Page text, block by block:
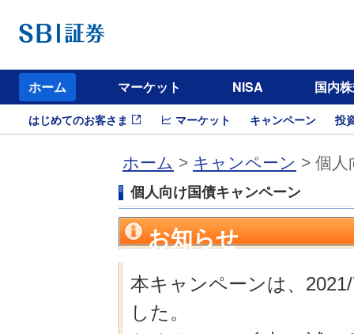
ホーム マーケット NISA 国内
はじめてのお客さま マーケット キャンペーン 投
ホーム > キャンペーン > 個
個人向け国債キャンペーン
お知らせ
本キャンペーンは、
した。